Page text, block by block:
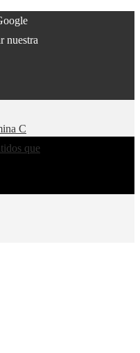
nuestra
C
que